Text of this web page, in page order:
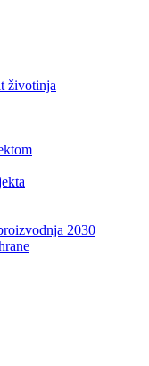
životinja
2030